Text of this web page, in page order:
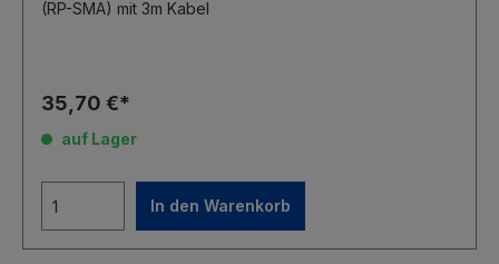
35,70 €*
auf Lager
In den Warenkorb